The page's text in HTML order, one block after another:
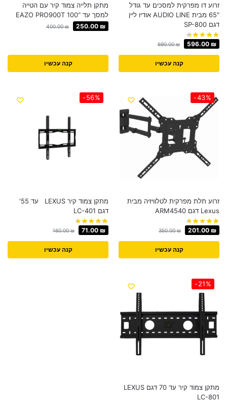
זרוע דו מפרקית למסכים עד גודל
"65 מבית AUDIO LINE אודיו ליין
דגם SP-800
690.00₪ 596.00 ₪
קנה עכשיו
מתקן תלייה צמוד קיר עם הטייה
למסך עד “100 EAZO PRO900T
400.00₪ 250.00 ₪
קנה עכשיו
-43%
זרוע תלת מפרקית לטלוויזיה מבית
Lexus דגם ARM4540
350.00₪ 201.00 ₪
קנה עכשיו
-56%
מתקן צמוד קיר LEXUS עד 55'
דגם LC-401
160.00₪ 71.00 ₪
קנה עכשיו
-21%
מתקן צמוד קיר עד 70 דגם LEXUS
LC-801